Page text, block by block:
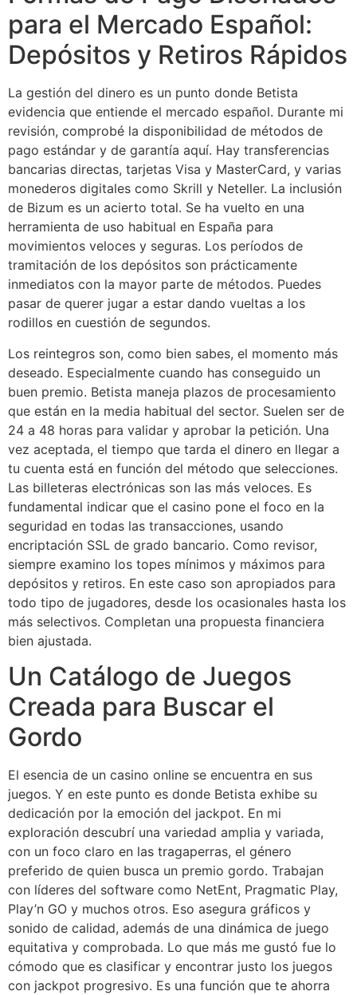
para el Mercado Español:
Depósitos y Retiros Rápidos
La gestión del dinero es un punto donde Betista
evidencia que entiende el mercado español. Durante mi
revisión, comprobé la disponibilidad de métodos de
pago estándar y de garantía aquí. Hay transferencias
bancarias directas, tarjetas Visa y MasterCard, y varias
monederos digitales como Skrill y Neteller. La inclusión
de Bizum es un acierto total. Se ha vuelto en una
herramienta de uso habitual en España para
movimientos veloces y seguras. Los períodos de
tramitación de los depósitos son prácticamente
inmediatos con la mayor parte de métodos. Puedes
pasar de querer jugar a estar dando vueltas a los
rodillos en cuestión de segundos.
Los reintegros son, como bien sabes, el momento más
deseado. Especialmente cuando has conseguido un
buen premio. Betista maneja plazos de procesamiento
que están en la media habitual del sector. Suelen ser de
24 a 48 horas para validar y aprobar la petición. Una
vez aceptada, el tiempo que tarda el dinero en llegar a
tu cuenta está en función del método que selecciones.
Las billeteras electrónicas son las más veloces. Es
fundamental indicar que el casino pone el foco en la
seguridad en todas las transacciones, usando
encriptación SSL de grado bancario. Como revisor,
siempre examino los topes mínimos y máximos para
depósitos y retiros. En este caso son apropiados para
todo tipo de jugadores, desde los ocasionales hasta los
más selectivos. Completan una propuesta financiera
bien ajustada.
Un Catálogo de Juegos
Creada para Buscar el
Gordo
El esencia de un casino online se encuentra en sus
juegos. Y en este punto es donde Betista exhibe su
dedicación por la emoción del jackpot. En mi
exploración descubrí una variedad amplia y variada,
con un foco claro en las tragaperras, el género
preferido de quien busca un premio gordo. Trabajan
con líderes del software como NetEnt, Pragmatic Play,
Play’n GO y muchos otros. Eso asegura gráficos y
sonido de calidad, además de una dinámica de juego
equitativa y comprobada. Lo que más me gustó fue lo
cómodo que es clasificar y encontrar justo los juegos
con jackpot progresivo. Es una función que te ahorra